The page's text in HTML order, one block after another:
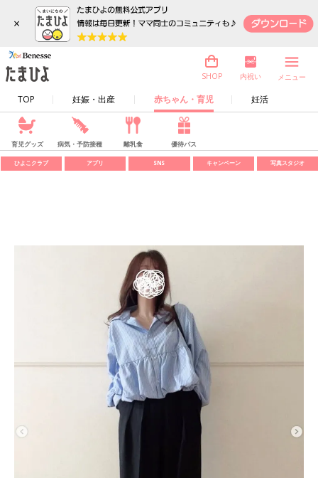
×
TOP 妊娠・出産 赤ちゃん・育児 妊活
SHOP 内祝い メニュー
育児グッズ 病気・予防接種 離乳食 優待パス
ひよこクラブ アプリ SNS キャンペーン 写真スタジオ